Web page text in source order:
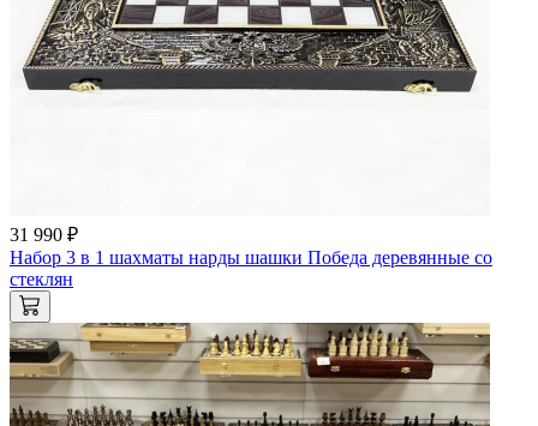
31 990 ₽
Набор 3 в 1 шахматы нарды шашки Победа деревянные со
стеклян